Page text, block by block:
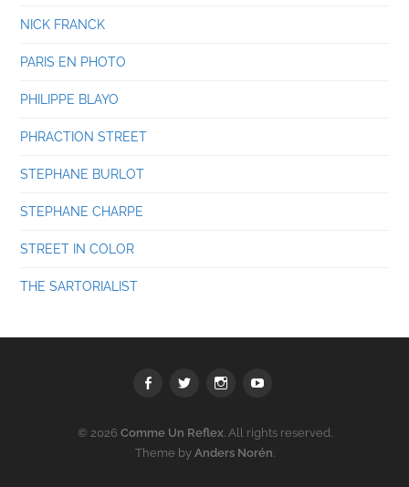
NICK FRANCK
PARIS EN PHOTO
PHILIPPE BLAYO
PHRACTION STREET
STEPHANE BURLOT
STEPHANE CHARPE
STREET IN COLOR
THE SARTORIALIST
FacebookTwitter Instagramyoutube
© 2026 Comme Un Reflex. All rights reserved.
Theme by Anders Norén